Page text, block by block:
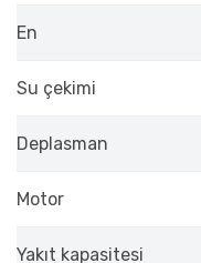
En
Su çekimi
Deplasman
Motor
Yakıt kapasitesi